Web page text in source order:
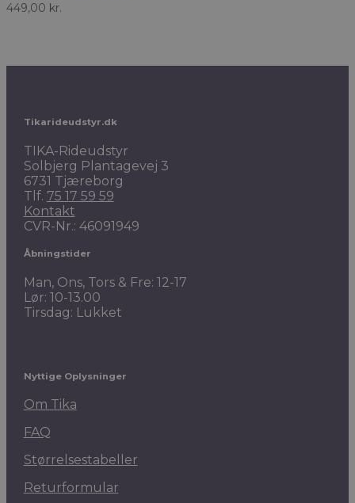
449,00 kr.
Tikarideudstyr.dk
TIKA-Rideudstyr
Solbjerg Plantagevej 3
6731 Tjæreborg
Tlf. 75 17 59 59
Kontakt
CVR-Nr.: 46091949
Åbningstider
Man, Ons, Tors & Fre: 12-17
Lør: 10-13.00
Tirsdag: Lukket
Nyttige Oplysninger
Om Tika
FAQ
Størrelsestabeller
Returformular